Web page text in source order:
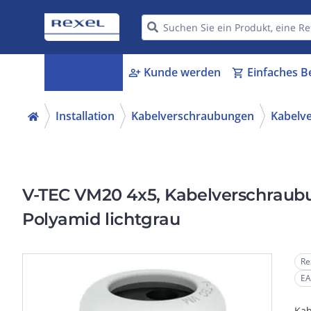
person_add Kunde werden shopping_cart Einfaches
Installation Kabelverschraubungen
V-TEC VM20 4x5,
Polyamid lichtgrau